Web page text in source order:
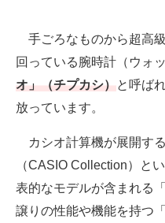
腕時計
釣り具・釣り用品
食器・グラス・カトラリー
メディア
注目記事を集めた総合ページ
ITの今と未来を見通す
手ごろなものから超高
回っている腕時計（ウォ
オ」（チプカシ）と呼ば
放っています。
カシオ計算機が展開す
（CASIO Collection）と
表的なモデルが含まれる
譲りの性能や機能を持つ